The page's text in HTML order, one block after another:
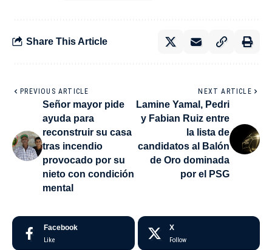
Share This Article
PREVIOUS ARTICLE
Señor mayor pide
ayuda para
reconstruir su casa
tras incendio
provocado por su
nieto con condición
mental
NEXT ARTICLE
Lamine Yamal, Pedri
y Fabian Ruiz entre
la lista de
candidatos al Balón
de Oro dominada
por el PSG
Facebook
Like
X
Follow